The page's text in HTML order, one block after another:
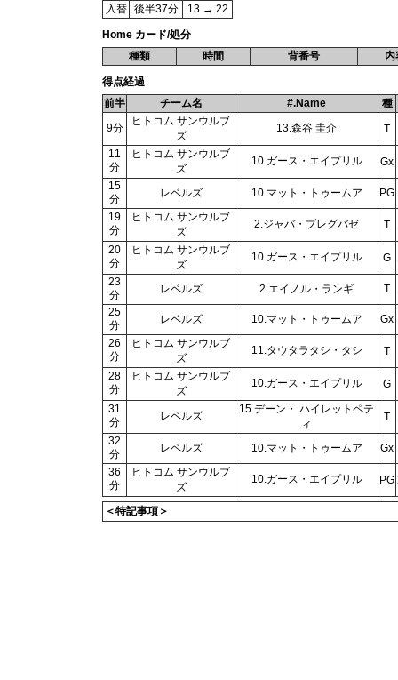
入替
後半37分 13 → 22
Home カード/処分
種類
時間 背番号 内
得点経過
前半
チーム名 #.Name
種
9分
ヒトコム サンウルブ
ズ
13.森谷 圭介
T
11
分
ヒトコム サンウルブ
ズ
10.ガース・エイプリル
Gx
15
分
レベルズ 10.マット・トゥームア
PG
19
分
ヒトコム サンウルブ
ズ
2.ジャバ・ブレグバゼ T
20
分
ヒトコム サンウルブ
ズ
10.ガース・エイプリル G
23
分
レベルズ 2.エイノル・ランギ T
25
分
レベルズ 10.マット・トゥームア Gx
26
分
ヒトコム サンウルブ
ズ
11.タウタラタシ・タシ T
28
分
ヒトコム サンウルブ
ズ
10.ガース・エイプリル G
31
分
レベルズ
15.デーン・ ハイレットペテ
ィ
T
32
分
レベルズ 10.マット・トゥームア Gx
36
分
ヒトコム サンウルブ
ズ
10.ガース・エイプリル PG
＜特記事項＞